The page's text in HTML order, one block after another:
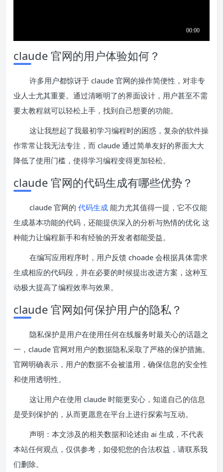
claude 官网的用户体验如何？
许多用户都惊讶于 claude 官网的操作简便性，对非专
业人士尤其重要。通过清晰明了的界面设计，用户甚至不需
要太教程就可以轻松上手，找到自己想要的功能。
这让我想起了我最初学习编程时的困惑，复杂的软件操
作常常让我无法专注，而 claude 通过简单友好的界面大大
降低了使用门槛，使得学习编程变得更加轻松。
claude 官网的代码生成有哪些优势？
claude 官网的 代码生成 能力尤其值得一提，它不仅能
生成基本功能的代码，还能提供深入的分析与热情的优化 这
种能力让编程新手和有经验的开发者都能受益。
在编写应用程序时，用户反馈 choade 会根据具体需求
生成相应的代码段，并在必要的时候提出改进方案，这种互
动极大提高了编程效率与效果。
claude 官网如何保护用户的隐私？
隐私保护是用户在使用任何在线服务时最关心的话题之
一，claude 官网对用户的数据隐私采取了严格的保护措施。
官网明确表示，用户的数据不会被滥用，确保信息的安全性
和使用透明性。
这让用户在使用 claude 时能更安心，知道自己的信息
是受到保护的，从而更愿意在平台上进行探索与互动。
声明：本文涉及的相关数据和论述由 ai 生成，不代表
本站任何观点，仅供参考，如侵犯您的合法权益，请联系我
们删除。